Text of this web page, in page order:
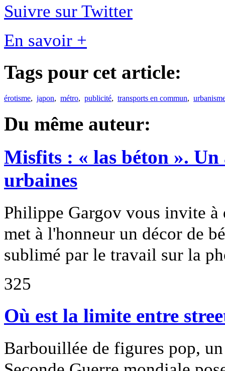
Suivre sur Twitter
En savoir +
Tags pour cet article:
érotisme, japon, métro, publicité, transports en commun,
Du même auteur:
Misfits : « las béton ».
urbaines
Philippe Gargov vous invite
met à l'honneur un décor de
sublimé par le travail sur la
325
Où est la limite entre
Barbouillée de figures pop,